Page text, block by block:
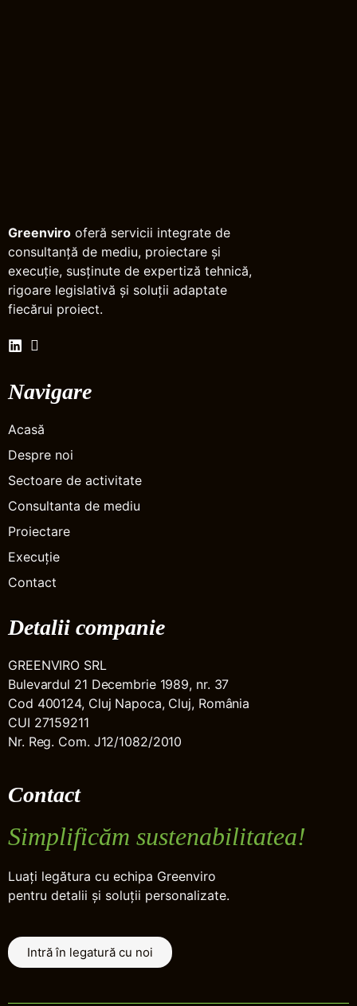
Greenviro oferă servicii integrate de
consultanță de mediu, proiectare și
execuție, susținute de expertiză tehnică,
rigoare legislativă și soluții adaptate
fiecărui proiect.
Navigare
Acasă
Despre noi
Sectoare de activitate
Consultanta de mediu
Proiectare
Execuție
Contact
Detalii companie
GREENVIRO SRL
Bulevardul 21 Decembrie 1989, nr. 37
Cod 400124, Cluj Napoca, Cluj, România
CUI 27159211
Nr. Reg. Com. J12/1082/2010
Contact
Simplificăm sustenabilitatea!
Luați legătura cu echipa Greenviro
pentru detalii și soluții personalizate.
Intră în legatură cu noi